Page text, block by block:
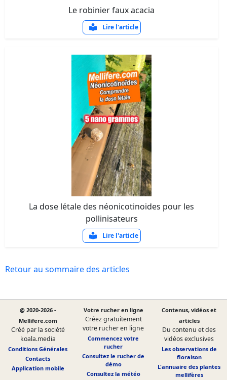
Le robinier faux acacia
Lire l'article
La dose létale des néonicotinoides pour les
pollinisateurs
Lire l'article
Retour au sommaire des articles
@ 2020-2026 -
Mellifere.com
Créé par la société
koala.media
Conditions Générales
Contacts
Application mobile
Votre rucher en ligne
Créez gratuitement
votre rucher en ligne
Commencez votre
rucher
Consultez le rucher de
démo
Consultez la météo
Contenus, vidéos et
articles
Du contenu et des
vidéos exclusives
Les observations de
floraison
L'annuaire des plantes
mellifères